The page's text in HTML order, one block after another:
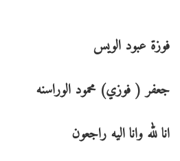
فوزة عبود الويس
جعفر ( فوزي) محمود الوراسنه
انا لله وانا اليه راجعون